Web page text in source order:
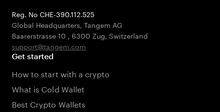
Reg. No CHE-390.112.525
Global Headquarters, Tangem AG
Baarerstrasse 10 , 6300 Zug, Switzerland
support@tangem.com
Get started
How to start with a crypto
What is Cold Wallet
Best Crypto Wallets